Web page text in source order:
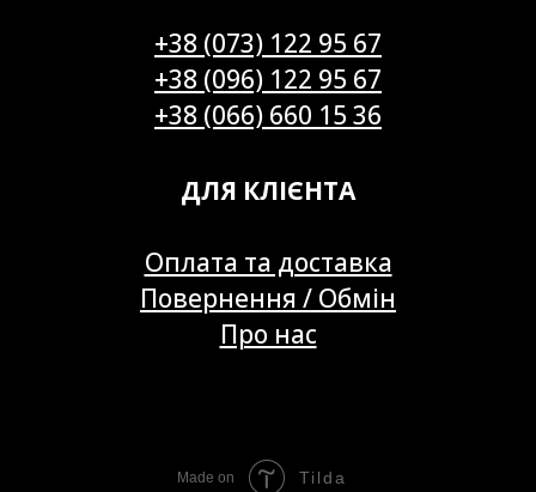
+38 (073) 122 95 67
+38 (096) 122 95 67
+38 (066) 660 15 36
ДЛЯ КЛІЄНТА
Оплата та доставка
Повернення / Обмін
Про нас
Made on Tilda